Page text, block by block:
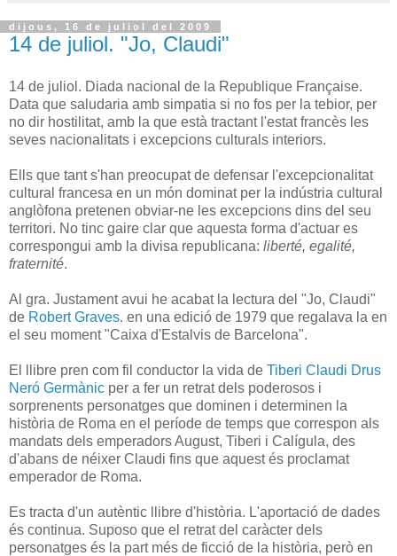
dijous, 16 de juliol del 2009
14 de juliol. "Jo, Claudi"
14 de juliol. Diada nacional de la Republique Française.
Data que saludaria amb simpatia si no fos per la tebior, per
no dir hostilitat, amb la que està tractant l'estat francès les
seves nacionalitats i excepcions culturals interiors.
Ells que tant s'han preocupat de defensar l'excepcionalitat
cultural francesa en un món dominat per la indústria cultural
anglòfona pretenen obviar-ne les excepcions dins del seu
territori. No tinc gaire clar que aquesta forma d'actuar es
correspongui amb la divisa republicana: liberté, egalité,
fraternité.
Al gra. Justament avui he acabat la lectura del "Jo, Claudi"
de Robert Graves. en una edició de 1979 que regalava la en
el seu moment "Caixa d'Estalvis de Barcelona".
El llibre pren com fil conductor la vida de Tiberi Claudi Drus
Neró Germànic per a fer un retrat dels poderosos i
sorprenents personatges que dominen i determinen la
història de Roma en el període de temps que correspon als
mandats dels emperadors August, Tiberi i Calígula, des
d'abans de néixer Claudi fins que aquest és proclamat
emperador de Roma.
Es tracta d'un autèntic llibre d'història. L'aportació de dades
és continua. Suposo que el retrat del caràcter dels
personatges és la part més de ficció de la història, però en